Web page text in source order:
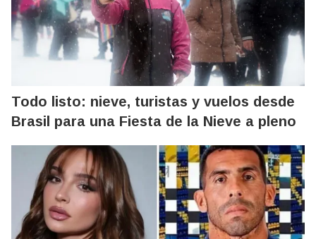
Todo listo: nieve, turistas y vuelos desde
Brasil para una Fiesta de la Nieve a pleno